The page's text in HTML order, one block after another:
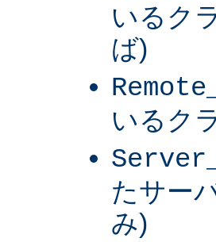
いるク
ば)
いるク
たサー
み)